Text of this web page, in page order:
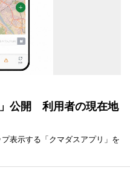
公開 利用者の現在地
表示する「クマダスアプリ」を